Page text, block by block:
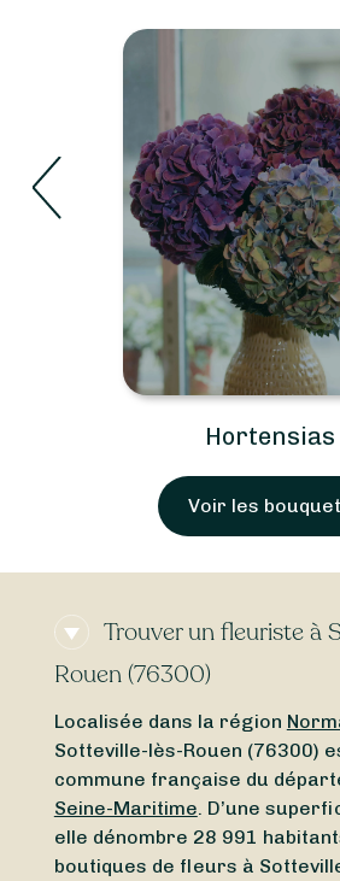
Roses
Voir les
Trouver un fleuriste à
Rouen (76300)
Localisée dans la région
Sotteville-lès-Rouen (76300)
commune française du
Seine-Maritime . D’une
elle dénombre 28 991
boutiques de fleurs à